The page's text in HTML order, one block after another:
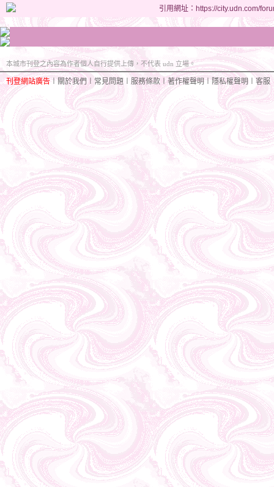
引用網址：https://city.udn.com/
本城市刊登之內容為作者個人自行提供上傳，不代表 udn 立場。
刊登網站廣告︱關於我們︱ 常見問題 服務條款︱著作權聲明︱隱私權聲明 客服